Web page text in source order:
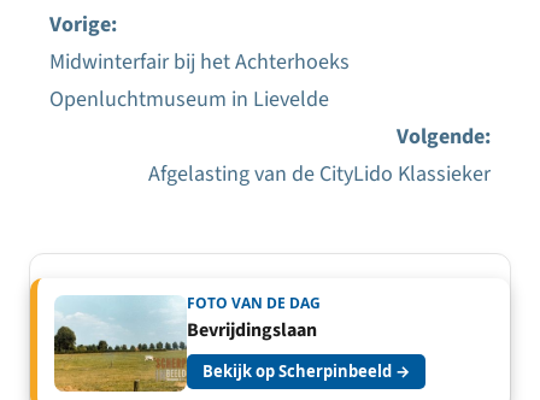
Bericht
Vorige:
Midwinterfair bij het Achterhoeks
Openluchtmuseum in Lievelde
Volgende:
Afgelasting van de CityLido Klassieker
FOTO VAN DE DAG
Bevrijdingslaan
Bekijk op Scherpinbeeld →